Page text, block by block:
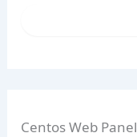
Centos Web Panel